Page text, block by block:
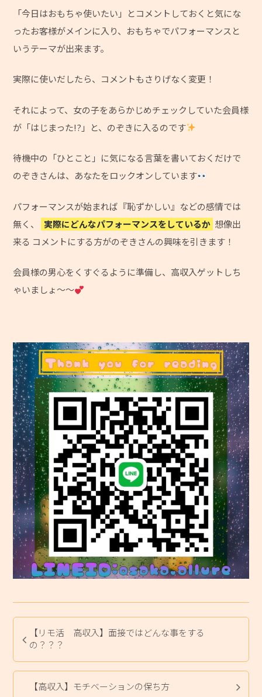
「今日はおもちゃ使いたい」とコメントしておくと気にな
ったお客様がメインに入り、おもちゃでパフォーマンスと
いうテーマが出来ます。
実際に使いだしたら、コメントもさりげなく変更！
それによって、女の子をあらかじめチェックしていた会員様
が「はじまった!?」と、のぞきに入るのです
待機中の「ひとこと」に気になる言葉を書いておくだけで
のぞきさんは、あなたをロックオンしています
パフォーマンスが始まれば『恥ずかしい』などの感情では
無く、
実際にどんなパフォーマンスをしているか 想像出
来る コメントにする方がのぞきさんの興味を引きます！
会員様の男心をくすぐるように準備し、高収入ゲットしち
ゃいましょ～～
【リモ活 高収入】面接ではどんな事をする
の？？？
【高収入】モチベーションの保ち方